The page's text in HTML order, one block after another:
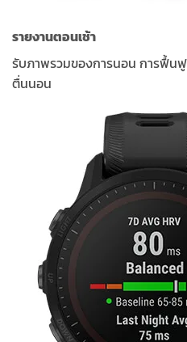
รายงานตอนเช้า
รับภาพรวมของการนอน การฟื้
ตื่นนอน